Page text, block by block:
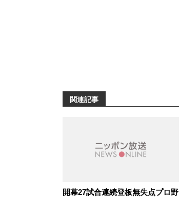
関連記事
開幕27試合連続登板無失点プロ野